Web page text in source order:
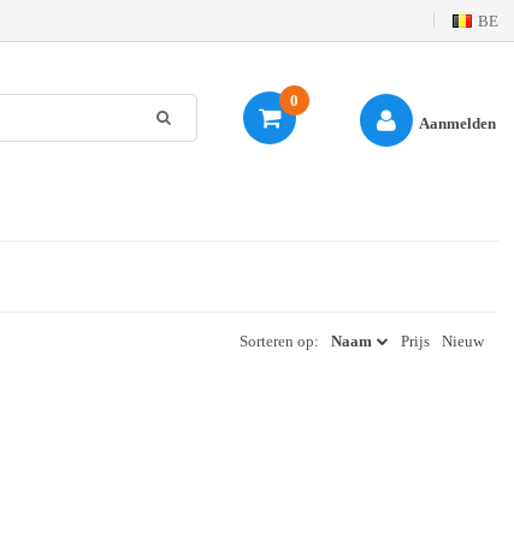
BE
0
Aanmelden
Sorteren op: Naam Prijs Nieuw